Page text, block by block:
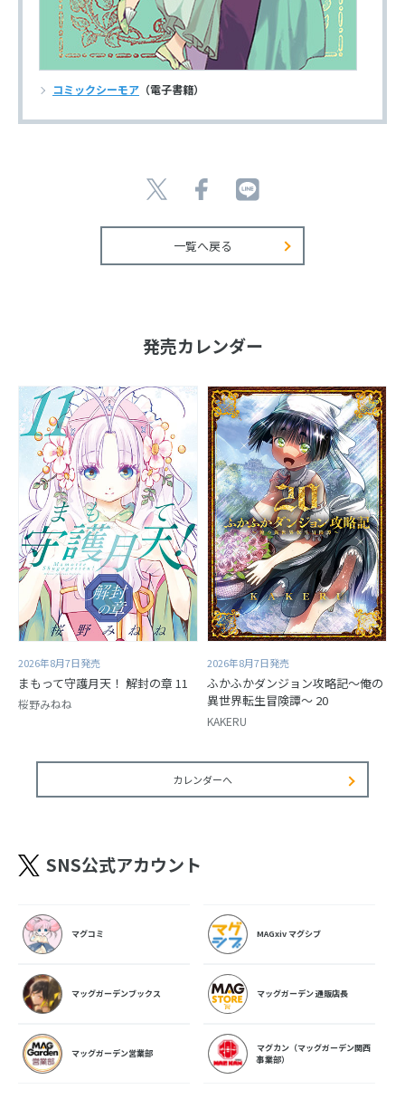
コミックシーモア （電子書籍）
一覧へ戻る
発売カレンダー
2026年8月7日発売
まもって守護月天！ 解封の章 11
桜野みねね
2026年8月7日発売
ふかふかダンジョン攻略記～俺の
異世界転生冒険譚～ 20
KAKERU
カレンダーへ
SNS公式アカウント
マグコミ MAGxiv マグシブ
マッグガーデンブックス マッグガーデン 通販店長
マッグガーデン営業部
マグカン（マッグガーデン関西
事業部）